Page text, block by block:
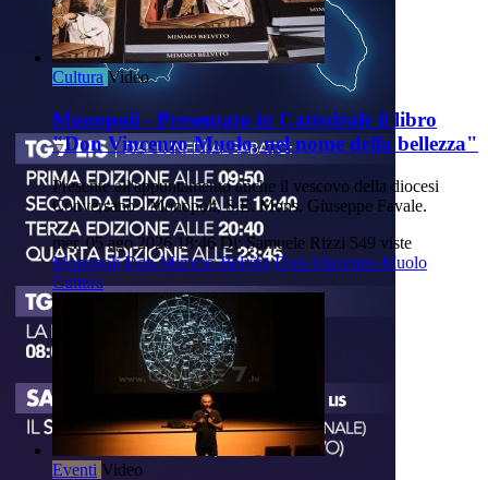
Cultura Video
Monopoli - Presentato in Cattedrale il libro
"Don Vincenzo Muolo, nel nome della bellezza"
Presente all'appuntamento anche il vescovo della diocesi
Conversano - Monopoli, S.E. Mons. Giuseppe Favale.
mer, 05 ago 2026 18:46 Di: Samuele Rizzi 549 viste
Monopoli Don-Mimmo-Belvito Don-Vincenzo-Muolo
Cultura
Eventi Video